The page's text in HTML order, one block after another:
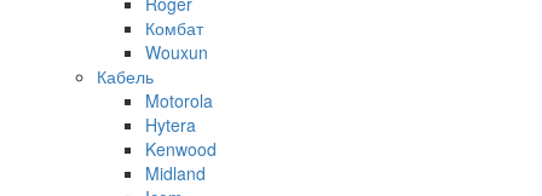
Комбат
Wouxun
Кабель
Motorola
Hytera
Kenwood
Midland